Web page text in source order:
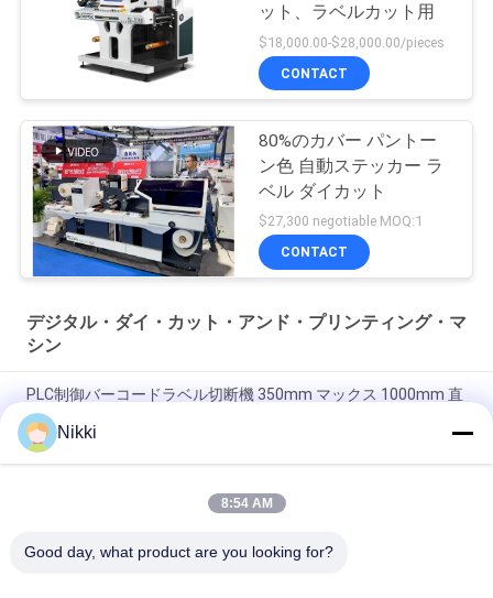
ット、ラベルカット用
$18,000.00-$28,000.00/pieces
CONTACT
80%のカバー パントー
ン色 自動ステッカー ラ
ベル ダイカット
$27,300 negotiable MOQ:1
CONTACT
デジタル・ダイ・カット・アンド・プリンティング・マ
シン
PLC制御バーコードラベル切断機 350mm マックス 1000mm 直
径 15m/min 速度 8kw パワー
400m/min マックススピード 高精度と効率のための切断ステッ
Nikki
8:54 AM
Good day, what product are you looking for?